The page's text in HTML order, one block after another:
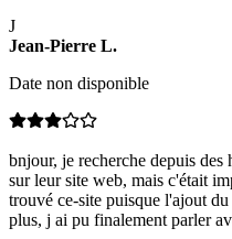
J
Jean-Pierre L.
Date non disponible
bnjour, je recherche depuis des
sur leur site web, mais c'était
trouvé ce-site puisque l'ajout
plus, j ai pu finalement parler